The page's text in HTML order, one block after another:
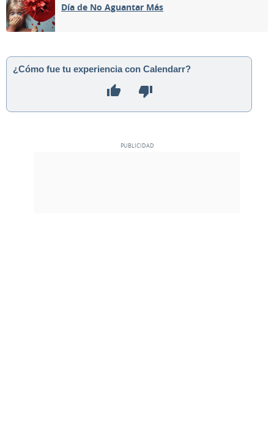
Día de No Aguantar Más
¿Cómo fue tu experiencia con Calendarr?